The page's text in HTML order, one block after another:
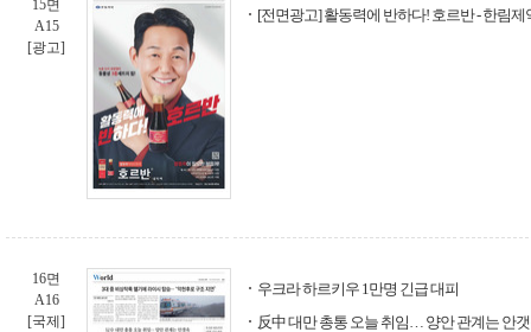
15면
A15
[광고]
[전면광고] 활동력에 반하다! 호르반 - 한림제
16면
A16
[국제]
우크라 하르키우 1만명 긴급 대피
反中 대만 총통 오늘 취임… 양안 관계는 안